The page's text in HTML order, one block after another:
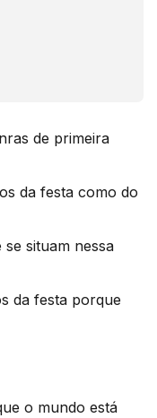
de primeira
da festa como do
situam nessa
da festa porque
o mundo está